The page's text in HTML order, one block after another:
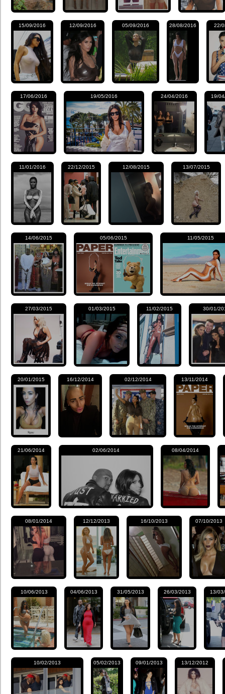
15/09/2016 12/09/2016 05/09/2016 28/08/2016 22/
17/06/2016 19/05/2016 24/04/2016 19/
11/01/2016 22/12/2015 12/08/2015 13/07/2015
14/06/2015 05/06/2015 11/05/2015
27/03/2015 01/03/2015 11/02/2015 30/01/
20/01/2015 16/12/2014 02/12/2014 13/11/2014
21/06/2014 02/06/2014 08/04/2014
08/01/2014 12/12/2013 16/10/2013 07/10/2013
10/06/2013 04/06/2013 31/05/2013 26/03/2013 13/
10/02/2013 05/02/2013 09/01/2013 13/12/2012